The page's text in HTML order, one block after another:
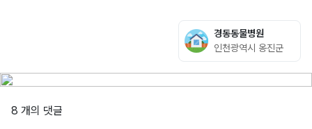
경동동물병원
인천광역시 옹진군
8 개의 댓글